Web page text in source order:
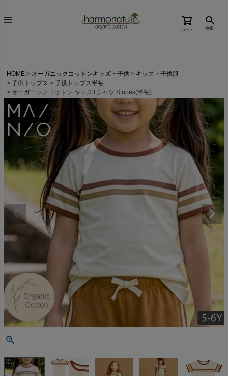
カート 検索
HOME オーガニックコットンキッズ・子供
キッズ・子供服
子供トップス
子供トップス半袖
オーガニックコットン キッズTシャツ Stripes(半袖)